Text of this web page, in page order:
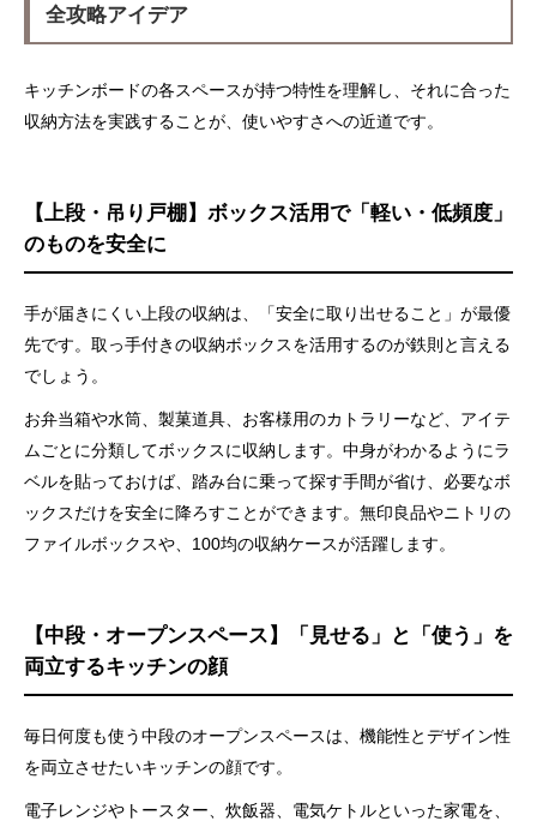
全攻略アイデア
キッチンボードの各スペースが持つ特性を理解し、それに合った
収納方法を実践することが、使いやすさへの近道です。
【上段・吊り戸棚】ボックス活用で「軽い・低頻度」
のものを安全に
手が届きにくい上段の収納は、「安全に取り出せること」が最優
先です。取っ手付きの収納ボックスを活用するのが鉄則と言える
でしょう。
お弁当箱や水筒、製菓道具、お客様用のカトラリーなど、アイテ
ムごとに分類してボックスに収納します。中身がわかるようにラ
ベルを貼っておけば、踏み台に乗って探す手間が省け、必要なボ
ックスだけを安全に降ろすことができます。無印良品やニトリの
ファイルボックスや、100均の収納ケースが活躍します。
【中段・オープンスペース】「見せる」と「使う」を
両立するキッチンの顔
毎日何度も使う中段のオープンスペースは、機能性とデザイン性
を両立させたいキッチンの顔です。
電子レンジやトースター、炊飯器、電気ケトルといった家電を、